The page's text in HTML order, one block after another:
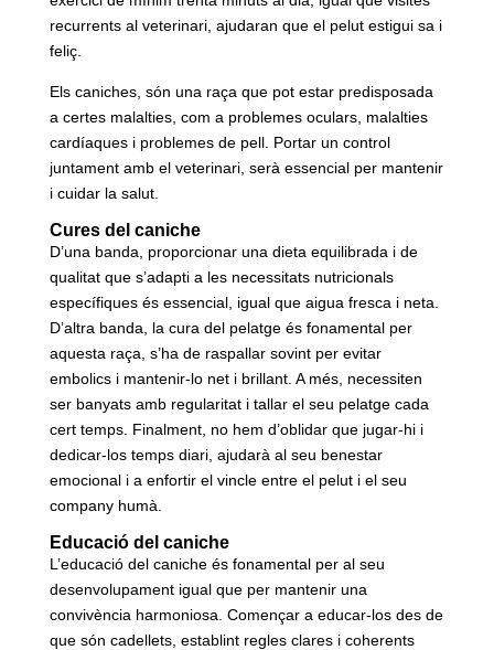
recurrents al veterinari, ajudaran que el pelut estigui sa i
feliç.
Els caniches, són una raça que pot estar predisposada
a certes malalties, com a problemes oculars, malalties
cardíaques i problemes de pell. Portar un control
juntament amb el veterinari, serà essencial per mantenir
i cuidar la salut.
Cures del caniche
D’una banda, proporcionar una dieta equilibrada i de
qualitat que s’adapti a les necessitats nutricionals
específiques és essencial, igual que aigua fresca i neta.
D’altra banda, la cura del pelatge és fonamental per
aquesta raça, s’ha de raspallar sovint per evitar
embolics i mantenir-lo net i brillant. A més, necessiten
ser banyats amb regularitat i tallar el seu pelatge cada
cert temps. Finalment, no hem d’oblidar que jugar-hi i
dedicar-los temps diari, ajudarà al seu benestar
emocional i a enfortir el vincle entre el pelut i el seu
company humà.
Educació del caniche
L’educació del caniche és fonamental per al seu
desenvolupament igual que per mantenir una
convivència harmoniosa. Començar a educar-los des de
que són cadellets, establint regles clares i coherents